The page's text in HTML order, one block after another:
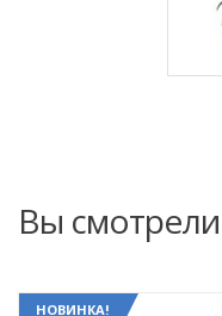
Вы смотрели
НОВИНКА!